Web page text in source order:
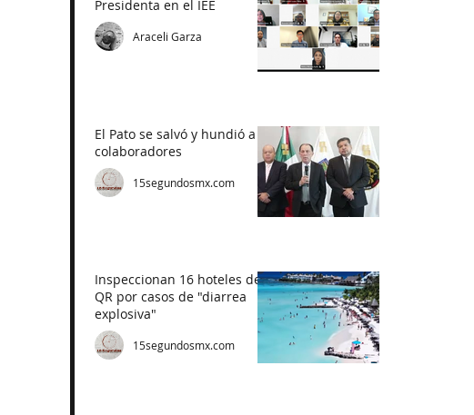
Presidenta en el IEE
Araceli Garza
El Pato se salvó y hundió a
colaboradores
15segundosmx.com
Inspeccionan 16 hoteles de
QR por casos de "diarrea
explosiva"
15segundosmx.com